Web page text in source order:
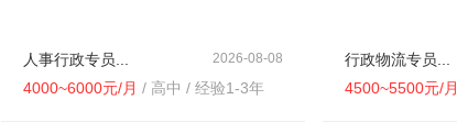
2026-08-08
人事行政专员...
4000~6000元/月 / 高中 / 经验1-3年
行政物流专员...
4500~5500元/月